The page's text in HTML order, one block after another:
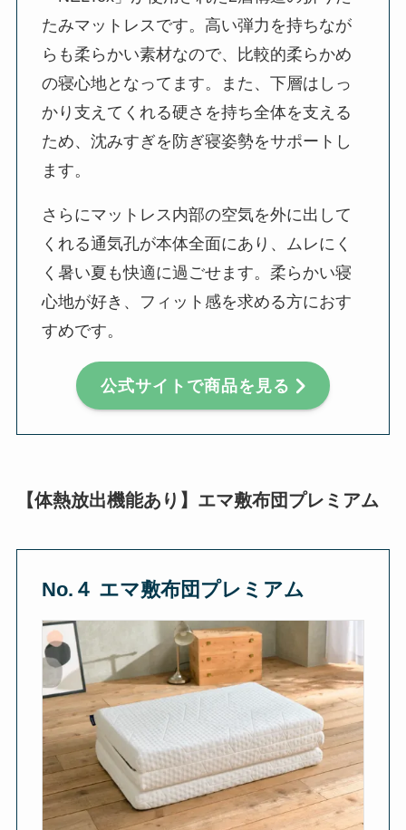
たみマットレスです。高い弾力を持ちなが
らも柔らかい素材なので、比較的柔らかめ
の寝心地となってます。また、下層はしっ
かり支えてくれる硬さを持ち全体を支える
ため、沈みすぎを防ぎ寝姿勢をサポートし
ます。
さらにマットレス内部の空気を外に出して
くれる通気孔が本体全面にあり、ムレにく
く暑い夏も快適に過ごせます。柔らかい寝
心地が好き、フィット感を求める方におす
すめです。
公式サイトで商品を見る
【体熱放出機能あり】エマ敷布団プレミアム
No.４ エマ敷布団プレミアム